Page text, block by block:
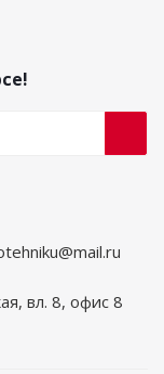
вл. 8, офис 8